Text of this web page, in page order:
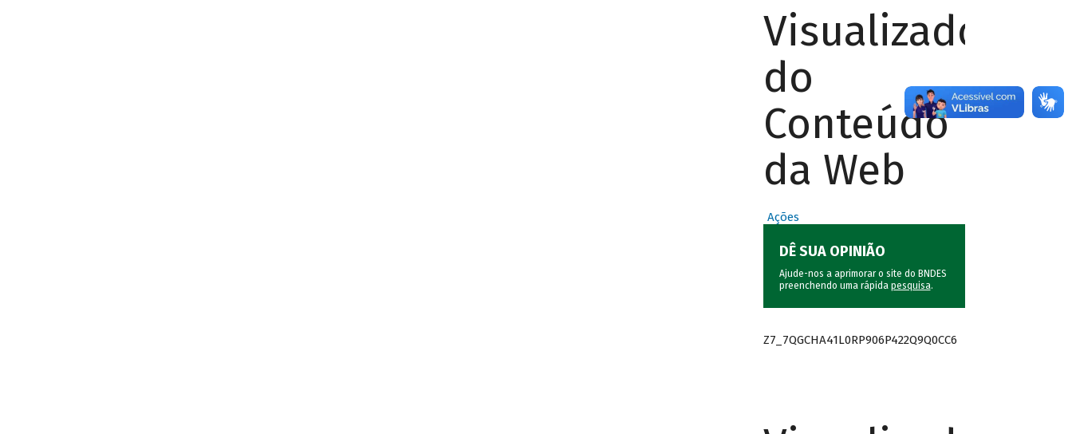
Visualizador
do
Conteúdo
da Web
Ações
DÊ SUA OPINIÃO
Ajude-nos a aprimorar o site do BNDES
preenchendo uma rápida pesquisa.
Z7_7QGCHA41L0RP906P422Q9Q0CC6